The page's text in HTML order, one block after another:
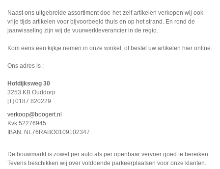
Naast ons uitgebreide assortiment doe-het-zelf artikelen verkopen wij ook
vrije tijds artikelen voor bijvoorbeeld thuis en op het strand. En rond de
jaarwisseling zijn wij de vuurwerkleverancier in de regio.
Kom eens een kijkje nemen in onze winkel, of bestel uw artikelen hier online.
Ons adres is :
Hofdijksweg 30
3253 KB Ouddorp
[T] 0187 820229
verkoop@boogert.nl
Kvk 52276945
IBAN: NL76RABO0109102347
De bouwmarkt is zowel per auto als per openbaar vervoer goed te bereiken.
Tevens beschikken wij over voldoende parkeerplaatsen voor onze klanten.